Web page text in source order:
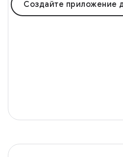
Создайте приложение